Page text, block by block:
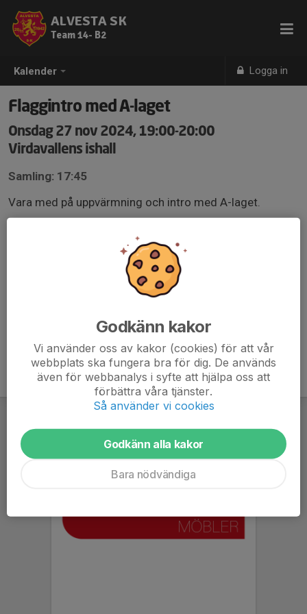
Kalender Logga in
ALVESTA SK
Team 14- B2
Flaggintro med A-laget
Onsdag 27 nov 2024, 19:00-20:00
Virdavallens ishall
Samling: 17:45
Vara med på uppvärmning och intro med A-laget.
Godkänn kakor
Vi använder oss av kakor (cookies) för att vår
webbplats ska fungera bra för dig. De används
även för webbanalys i syfte att hjälpa oss att
förbättra våra tjänster.
Så använder vi cookies
Godkänn alla kakor
Bara nödvändiga